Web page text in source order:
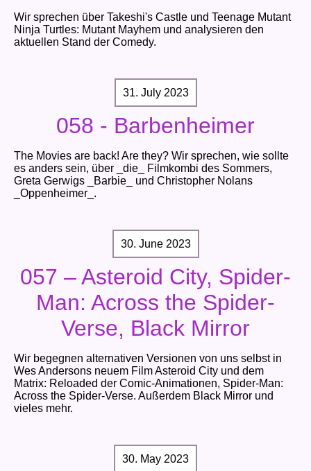
Wir sprechen über Takeshi's Castle und Teenage Mutant
Ninja Turtles: Mutant Mayhem und analysieren den
aktuellen Stand der Comedy.
31. July 2023
058 - Barbenheimer
The Movies are back! Are they? Wir sprechen, wie sollte
es anders sein, über _die_ Filmkombi des Sommers,
Greta Gerwigs _Barbie_ und Christopher Nolans
_Oppenheimer_.
30. June 2023
057 – Asteroid City, Spider-
Man: Across the Spider-
Verse, Black Mirror
Wir begegnen alternativen Versionen von uns selbst in
Wes Andersons neuem Film Asteroid City und dem
Matrix: Reloaded der Comic-Animationen, Spider-Man:
Across the Spider-Verse. Außerdem Black Mirror und
vieles mehr.
30. May 2023